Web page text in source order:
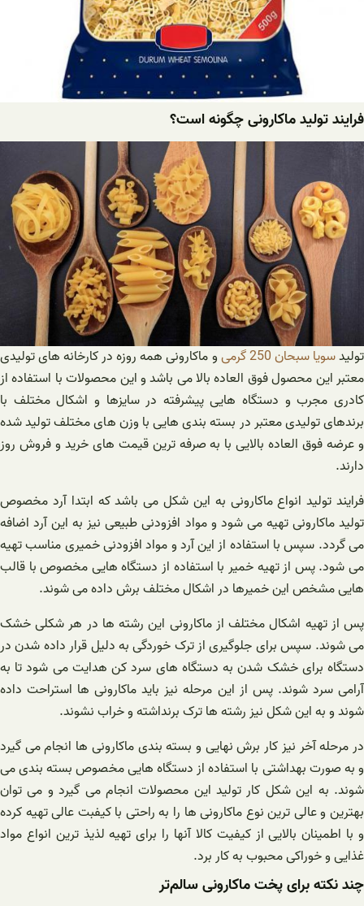
فرایند تولید ماکارونی چگونه است؟
تولیدسویا سبحان 250 گرمی
و ماکارونی همه روزه در کارخانه های تولیدی
معتبر این محصول فوق العاده بالا می باشد و این محصولات با استفاده از
کادری مجرب و دستگاه هایی پیشرفته در سایزها و اشکال مختلف با
برندهای تولیدی معتبر در بسته بندی هایی با وزن های مختلف تولید شده
و عرضه فوق العاده بالایی با به صرفه ترین قیمت های خرید و فروش روز
دارند.
فرایند تولید انواع ماکارونی به این شکل می باشد که ابتدا آرد مخصوص
تولید ماکارونی تهیه می شود و مواد افزودنی طبیعی نیز به این آرد اضافه
می گردد. سپس با استفاده از این آرد و مواد افزودنی خمیری مناسب تهیه
می شود. پس از تهیه خمیر با استفاده از دستگاه هایی مخصوص با قالب
هایی مشخص این خمیرها در اشکال مختلف برش داده می شوند.
پس از تهیه اشکال مختلف از ماکارونی این رشته ها در هر شکلی خشک
می شوند. سپس برای جلوگیری از ترک خوردگی به دلیل قرار داده شدن در
دستگاه برای خشک شدن به دستگاه های سرد کن هدایت می شود تا به
آرامی سرد شوند. پس از این مرحله نیز باید ماکارونی ها استراحت داده
شوند و به این شکل نیز رشته ها ترک برنداشته و خراب نشوند.
در مرحله آخر نیز کار برش نهایی و بسته بندی ماکارونی ها انجام می گیرد
و به صورت بهداشتی با استفاده از دستگاه هایی مخصوص بسته بندی می
شوند. به این شکل کار تولید این محصولات انجام می گیرد و می توان
بهترین و عالی ترین نوع ماکارونی ها را به راحتی با کیفبت عالی تهیه کرده
و با اطمینان بالایی از کیفیت کالا آنها را برای تهیه لذیذ ترین انواع مواد
غذایی و خوراکی محبوب به کار برد.
چند نکته برای پخت ماکارونی سالم‌تر